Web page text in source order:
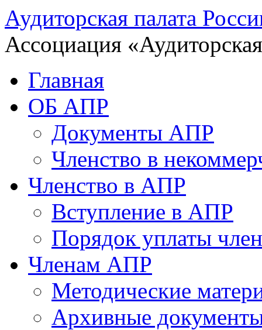
Аудиторская палата
Ассоциация
Главная
ОБ АПР
Документы АПР
Членство в
Членство в АПР
Вступление в АПР
Порядок уплаты
Членам АПР
Методические
Архивные